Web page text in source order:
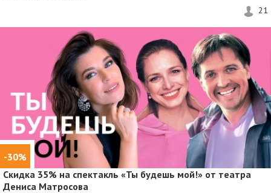
21
-30%
Скидка 35% на спектакль «Ты будешь мой!» от театра
Дениса Матросова